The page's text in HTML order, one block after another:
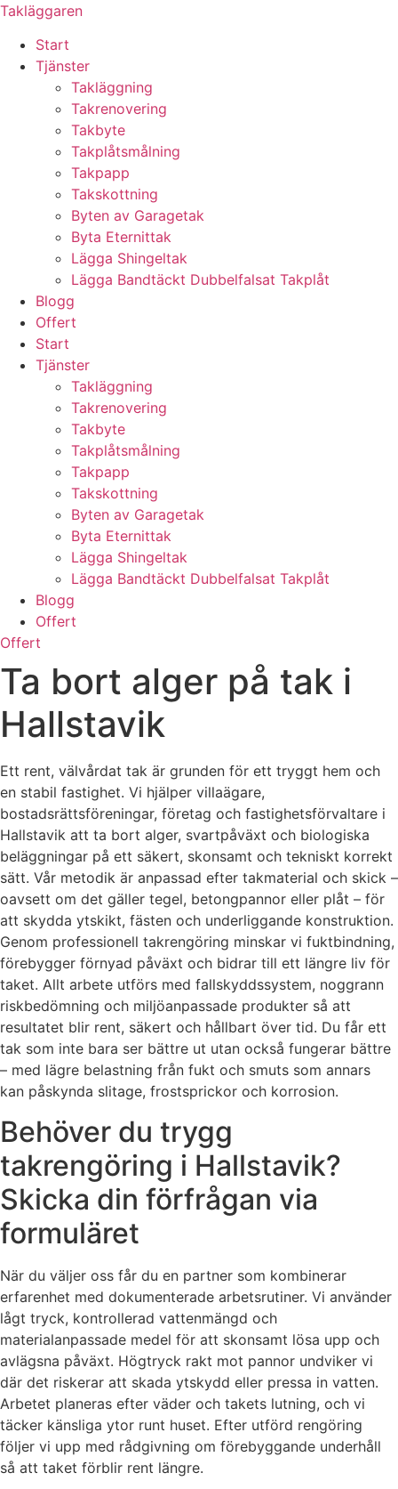
Skip
content
Takläggaren
Start
Tjänster
Takläggning
Takrenovering
Takbyte
Takplåtsmålning
Takpapp
Takskottning
Byten av Garagetak
Byta Eternittak
Lägga Shingeltak
Lägga Bandtäckt Dubbelfalsat Takplåt
Blogg
Offert
Start
Tjänster
Takläggning
Takrenovering
Takbyte
Takplåtsmålning
Takpapp
Takskottning
Byten av Garagetak
Byta Eternittak
Lägga Shingeltak
Lägga Bandtäckt Dubbelfalsat Takplåt
Blogg
Offert
Offert
Ta bort alger på tak i
Hallstavik
Ett rent, välvårdat tak är grunden för ett tryggt hem och
en stabil fastighet. Vi hjälper villaägare,
bostadsrättsföreningar, företag och fastighetsförvaltare i
Hallstavik att ta bort alger, svartpåväxt och biologiska
beläggningar på ett säkert, skonsamt och tekniskt korrekt
sätt. Vår metodik är anpassad efter takmaterial och skick –
oavsett om det gäller tegel, betongpannor eller plåt – för
att skydda ytskikt, fästen och underliggande konstruktion.
Genom professionell takrengöring minskar vi fuktbindning,
förebygger förnyad påväxt och bidrar till ett längre liv för
taket. Allt arbete utförs med fallskyddssystem, noggrann
riskbedömning och miljöanpassade produkter så att
resultatet blir rent, säkert och hållbart över tid. Du får ett
tak som inte bara ser bättre ut utan också fungerar bättre
– med lägre belastning från fukt och smuts som annars
kan påskynda slitage, frostsprickor och korrosion.
Behöver du trygg
takrengöring i Hallstavik?
Skicka din förfrågan via
formuläret
När du väljer oss får du en partner som kombinerar
erfarenhet med dokumenterade arbetsrutiner. Vi använder
lågt tryck, kontrollerad vattenmängd och
materialanpassade medel för att skonsamt lösa upp och
avlägsna påväxt. Högtryck rakt mot pannor undviker vi
där det riskerar att skada ytskydd eller pressa in vatten.
Arbetet planeras efter väder och takets lutning, och vi
täcker känsliga ytor runt huset. Efter utförd rengöring
följer vi upp med rådgivning om förebyggande underhåll
så att taket förblir rent längre.